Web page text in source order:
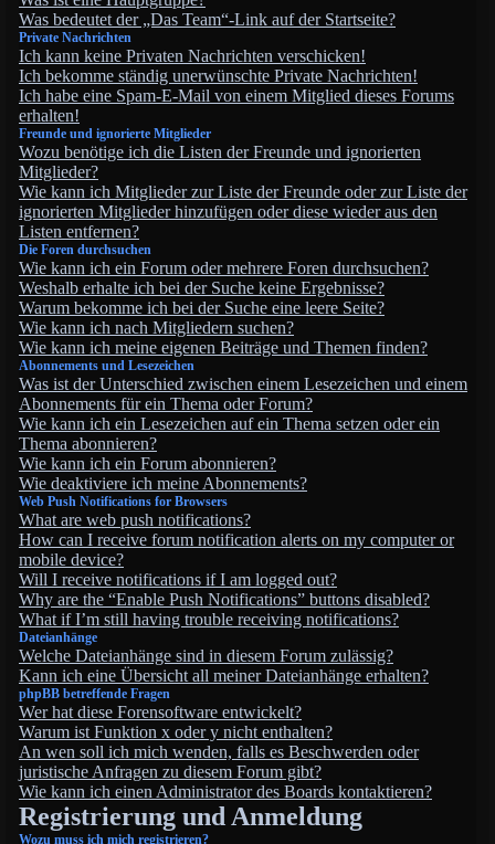
Was bedeutet der „Das Team“-Link auf der Startseite?
Private Nachrichten
Ich kann keine Privaten Nachrichten verschicken!
Ich bekomme ständig unerwünschte Private Nachrichten!
Ich habe eine Spam-E-Mail von einem Mitglied dieses Forums
erhalten!
Freunde und ignorierte Mitglieder
Wozu benötige ich die Listen der Freunde und ignorierten
Mitglieder?
Wie kann ich Mitglieder zur Liste der Freunde oder zur Liste der
ignorierten Mitglieder hinzufügen oder diese wieder aus den
Listen entfernen?
Die Foren durchsuchen
Wie kann ich ein Forum oder mehrere Foren durchsuchen?
Weshalb erhalte ich bei der Suche keine Ergebnisse?
Warum bekomme ich bei der Suche eine leere Seite?
Wie kann ich nach Mitgliedern suchen?
Wie kann ich meine eigenen Beiträge und Themen finden?
Abonnements und Lesezeichen
Was ist der Unterschied zwischen einem Lesezeichen und einem
Abonnements für ein Thema oder Forum?
Wie kann ich ein Lesezeichen auf ein Thema setzen oder ein
Thema abonnieren?
Wie kann ich ein Forum abonnieren?
Wie deaktiviere ich meine Abonnements?
Web Push Notifications for Browsers
What are web push notifications?
How can I receive forum notification alerts on my computer or
mobile device?
Will I receive notifications if I am logged out?
Why are the “Enable Push Notifications” buttons disabled?
What if I’m still having trouble receiving notifications?
Dateianhänge
Welche Dateianhänge sind in diesem Forum zulässig?
Kann ich eine Übersicht all meiner Dateianhänge erhalten?
phpBB betreffende Fragen
Wer hat diese Forensoftware entwickelt?
Warum ist Funktion x oder y nicht enthalten?
An wen soll ich mich wenden, falls es Beschwerden oder
juristische Anfragen zu diesem Forum gibt?
Wie kann ich einen Administrator des Boards kontaktieren?
Registrierung und Anmeldung
Wozu muss ich mich registrieren?